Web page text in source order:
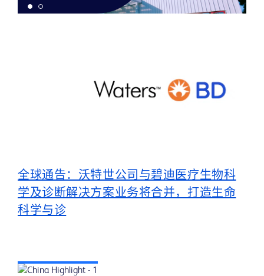
全球通告：沃特世公司与碧迪医疗生物科
学及诊断解决方案业务将合并，打造生命
科学与诊